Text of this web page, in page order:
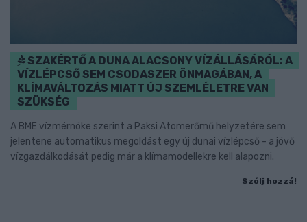
SZAKÉRTŐ A DUNA ALACSONY VÍZÁLLÁSÁRÓL: A
VÍZLÉPCSŐ SEM CSODASZER ÖNMAGÁBAN, A
KLÍMAVÁLTOZÁS MIATT ÚJ SZEMLÉLETRE VAN
SZÜKSÉG
A BME vízmérnöke szerint a Paksi Atomerőmű helyzetére sem
jelentene automatikus megoldást egy új dunai vízlépcső - a jövő
vízgazdálkodását pedig már a klímamodellekre kell alapozni.
Szólj hozzá!